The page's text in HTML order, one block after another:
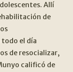
Allí
de
el día
de resocializar,
calificó de